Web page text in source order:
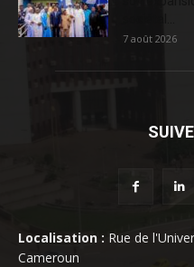
7 août 2026
Localisation : Rue de
Cameroun